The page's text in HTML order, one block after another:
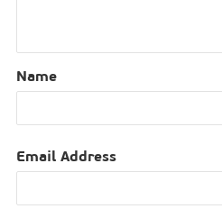
Name
Email Address